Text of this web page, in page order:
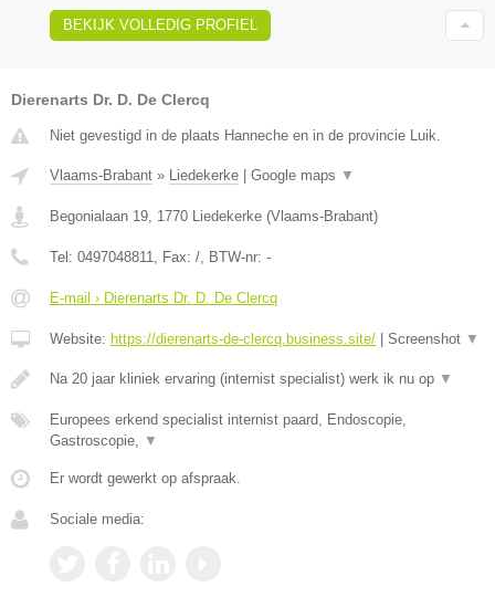
BEKIJK VOLLEDIG PROFIEL
Dierenarts Dr. D. De Clercq
Niet gevestigd in de plaats Hanneche en in de provincie Luik.
Vlaams-Brabant » Liedekerke Google maps ▼
Begonialaan 19 1770 Liedekerke (Vlaams-Brabant)
Tel: 0497048811 , Fax: / , BTW-nr: -
E-mail › Dierenarts Dr. D. De Clercq
Website: https://dierenarts-de-clercq.business.site/ Screenshot ▼
Na 20 jaar kliniek ervaring (internist specialist) werk ik nu op ▼
Europees erkend specialist internist paard, Endoscopie,
Gastroscopie,
▼
Er wordt gewerkt op afspraak.
Sociale media: